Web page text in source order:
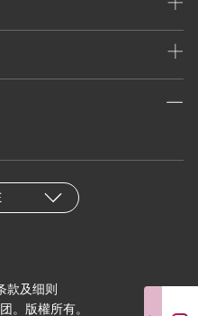
款及细则
。版權所有。